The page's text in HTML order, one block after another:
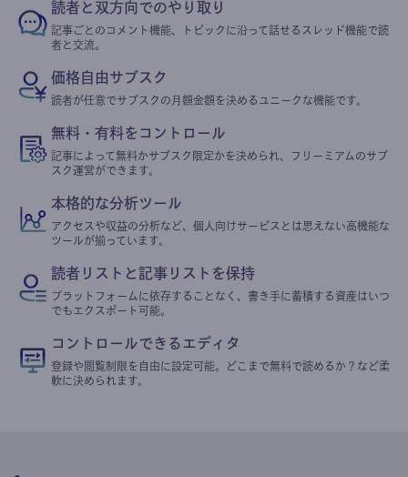
読者と双方向でのやり取り
記事ごとのコメント機能、トピックに沿って話せるスレッド機能で読
者と交流。
価格自由サブスク
読者が任意でサブスクの月額金額を決めるユニークな機能です。
無料・有料をコントロール
記事によって無料かサブスク限定かを決められ、フリーミアムのサブ
スク運営ができます。
本格的な分析ツール
アクセスや収益の分析など、個人向けサービスとは思えない高機能な
ツールが揃っています。
読者リストと記事リストを保持
プラットフォームに依存することなく、書き手に蓄積する資産はいつ
でもエクスポート可能。
コントロールできるエディタ
登録や閲覧制限を自由に設定可能。どこまで無料で読めるか？など柔
軟に決められます。